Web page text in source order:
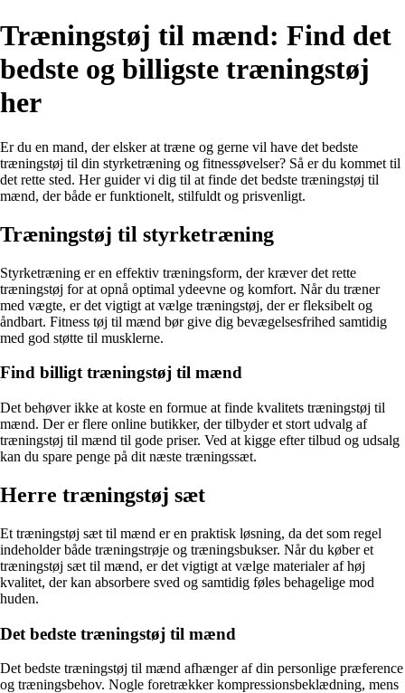
Træningstøj til mænd: Find det
bedste og billigste træningstøj
her
Er du en mand, der elsker at træne og gerne vil have det bedste
træningstøj til din styrketræning og fitnessøvelser? Så er du kommet til
det rette sted. Her guider vi dig til at finde det bedste træningstøj til
mænd, der både er funktionelt, stilfuldt og prisvenligt.
Træningstøj til styrketræning
Styrketræning er en effektiv træningsform, der kræver det rette
træningstøj for at opnå optimal ydeevne og komfort. Når du træner
med vægte, er det vigtigt at vælge træningstøj, der er fleksibelt og
åndbart. Fitness tøj til mænd bør give dig bevægelsesfrihed samtidig
med god støtte til musklerne.
Find billigt træningstøj til mænd
Det behøver ikke at koste en formue at finde kvalitets træningstøj til
mænd. Der er flere online butikker, der tilbyder et stort udvalg af
træningstøj til mænd til gode priser. Ved at kigge efter tilbud og udsalg
kan du spare penge på dit næste træningssæt.
Herre træningstøj sæt
Et træningstøj sæt til mænd er en praktisk løsning, da det som regel
indeholder både træningstrøje og træningsbukser. Når du køber et
træningstøj sæt til mænd, er det vigtigt at vælge materialer af høj
kvalitet, der kan absorbere sved og samtidig føles behagelige mod
huden.
Det bedste træningstøj til mænd
Det bedste træningstøj til mænd afhænger af din personlige præference
og træningsbehov. Nogle foretrækker kompressionsbeklædning, mens